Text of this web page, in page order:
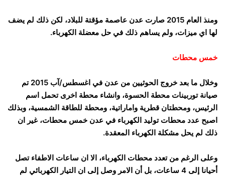
ومنذ العام 2015 صارت عدن عاصمة مؤقتة للبلاد، لكن ذلك لم يضف
لها اي ميزات، ولم يساهم ذلك في حل معضلة الكهرباء.
خمس محطات
وخلال ما بعد خروج الحوثيين من عدن في اغسطس/آب 2015 تم
صيانة توربينات محطة الحسوة، وانشاء محطة اخرى تحمل اسم
الرئيس، ومحطتان قطرية واماراتية، ومحطة للطاقة الشمسية، وبذلك
اصبح عدد محطات توليد الكهرباء في عدن خمس محطات، غير ان
ذلك لم يحل مشكلة الكهرباء المعقدة.
وعلى الرغم من تعدد محطات الكهرباء، الا ان ساعات الاطفاء تصل
أحيانا إلى 4 ساعات، بل أن الامر وصل إلى ان التيار الكهربائي لم